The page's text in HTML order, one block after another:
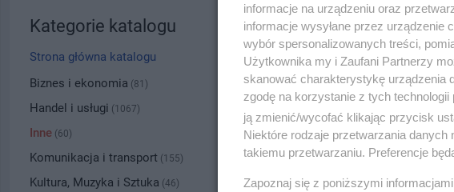
Eko Doradeca.
ul. Kubusia Puchatka 5
508900919
Kategoria:Inne
Kategorie katalogu
Strona główna katalogu
Biznes i ekonomia (81)
Handel i usługi (1067)
Inne (60)
Komunikacja i transport (155)
Kultura, Muzyka i Sztuka (46)
informacje na urządzeniu oraz
informacje wysyłane przez urządzenie
wybór spersonalizowanych treści,
Użytkownika my i Zaufani Partnerzy
skanować charakterystykę urządzenia
zgodę na korzystanie z tych
ją zmienić/wycofać klikając przycisk
Niektóre rodzaje przetwarzania
takiemu przetwarzaniu. Preferencje
Zapoznaj się z poniższymi